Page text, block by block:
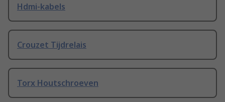
Hdmi-kabels
Crouzet Tijdrelais
Torx Houtschroeven